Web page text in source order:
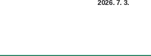
2026. 7. 3.